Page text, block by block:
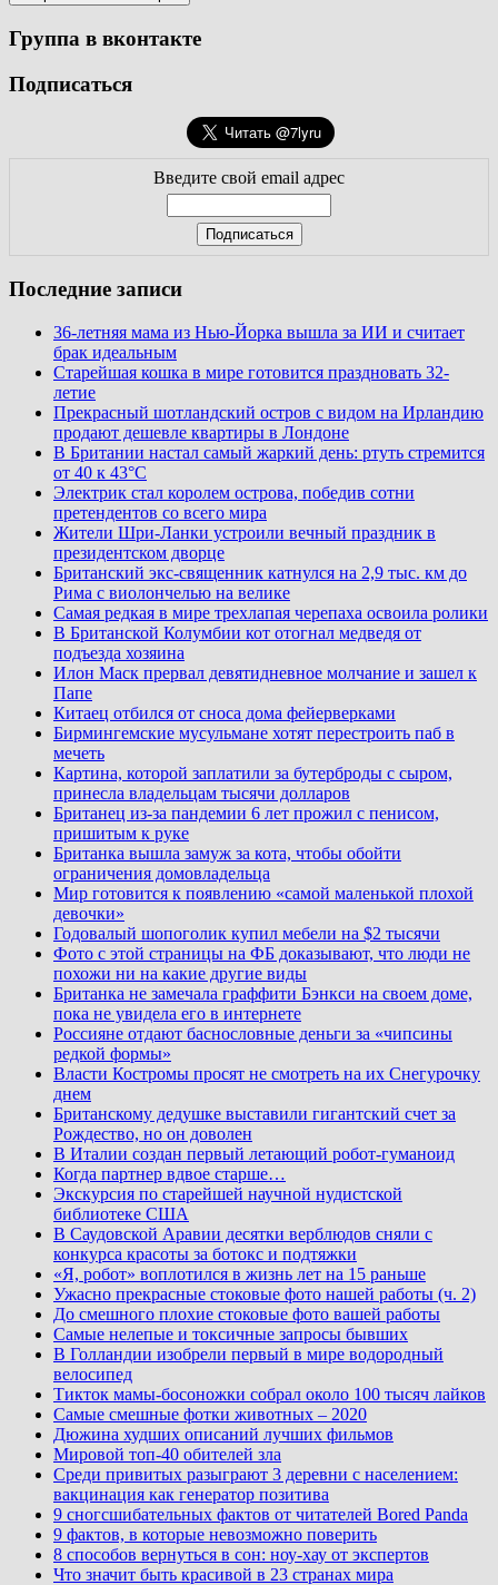
Группа в вконтакте
Подписаться
Введите свой email адрес
Последние записи
36-летняя мама из Нью-Йорка вышла за ИИ и считает
брак идеальным
Старейшая кошка в мире готовится праздновать 32-
летие
Прекрасный шотландский остров с видом на Ирландию
продают дешевле квартиры в Лондоне
В Британии настал самый жаркий день: ртуть стремится
от 40 к 43°C
Электрик стал королем острова, победив сотни
претендентов со всего мира
Жители Шри-Ланки устроили вечный праздник в
президентском дворце
Британский экс-священник катнулся на 2,9 тыс. км до
Рима с виолончелью на велике
Самая редкая в мире трехлапая черепаха освоила ролики
В Британской Колумбии кот отогнал медведя от
подъезда хозяина
Илон Маск прервал девятидневное молчание и зашел к
Папе
Китаец отбился от сноса дома фейерверками
Бирмингемские мусульмане хотят перестроить паб в
мечеть
Картина, которой заплатили за бутерброды с сыром,
принесла владельцам тысячи долларов
Британец из-за пандемии 6 лет прожил с пенисом,
пришитым к руке
Британка вышла замуж за кота, чтобы обойти
ограничения домовладельца
Мир готовится к появлению «самой маленькой плохой
девочки»
Годовалый шопоголик купил мебели на $2 тысячи
Фото с этой страницы на ФБ доказывают, что люди не
похожи ни на какие другие виды
Британка не замечала граффити Бэнкси на своем доме,
пока не увидела его в интернете
Россияне отдают баснословные деньги за «чипсины
редкой формы»
Власти Костромы просят не смотреть на их Снегурочку
днем
Британскому дедушке выставили гигантский счет за
Рождество, но он доволен
В Италии создан первый летающий робот-гуманоид
Когда партнер вдвое старше…
Экскурсия по старейшей научной нудистской
библиотеке США
В Саудовской Аравии десятки верблюдов сняли с
конкурса красоты за ботокс и подтяжки
«Я, робот» воплотился в жизнь лет на 15 раньше
Ужасно прекрасные стоковые фото нашей работы (ч. 2)
До смешного плохие стоковые фото вашей работы
Самые нелепые и токсичные запросы бывших
В Голландии изобрели первый в мире водородный
велосипед
Тикток мамы-босоножки собрал около 100 тысяч лайков
Самые смешные фотки животных – 2020
Дюжина худших описаний лучших фильмов
Мировой топ-40 обителей зла
Среди привитых разыграют 3 деревни с населением:
вакцинация как генератор позитива
9 сногсшибательных фактов от читателей Bored Panda
9 фактов, в которые невозможно поверить
8 способов вернуться в сон: ноу-хау от экспертов
Что значит быть красивой в 23 странах мира